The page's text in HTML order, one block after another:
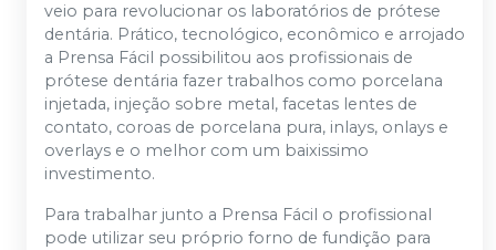
veio para revolucionar os laboratórios de prótese
dentária. Prático, tecnológico, econômico e arrojado
a Prensa Fácil possibilitou aos profissionais de
prótese dentária fazer trabalhos como porcelana
injetada, injeção sobre metal, facetas lentes de
contato, coroas de porcelana pura, inlays, onlays e
overlays e o melhor com um baixissimo
investimento.
Para trabalhar junto a Prensa Fácil o profissional
pode utilizar seu próprio forno de fundição para